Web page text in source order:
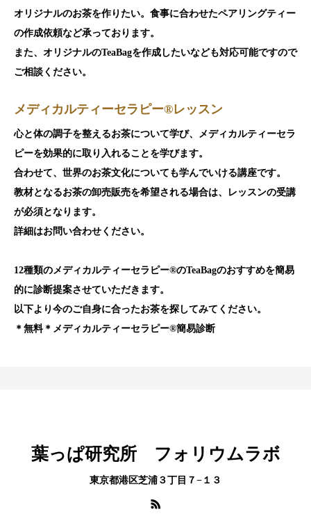
オリジナルのお茶を作りたい。食事に合わせたペアリングティー
の作成依頼など承っております。
また、オリジナルのTeaBagを作成したいなども対応可能ですので
ご相談ください。
メディカルティーセラピー®️レッスン
心と体の調子を整えるお茶について学び、メディカルティーセラ
ピーを効果的に取り入れることを学びます。
合わせて、世界のお茶文化についても学んでいける講座です。
教材となるお茶の卸売販売を希望される場合は、レッスンの受講
が必須となります。
詳細はお問い合わせください。
12種類のメディカルティーセラピー®️のTeaBagのおすすめを簡易
的に診断提案させていただきます。
以下より今のご自身に合ったお茶を探してみてください。
＊無料＊メディカルティーセラピー®️簡易診断
葉っぱ研究所 フォリウムラボ
東京都港区芝浦３丁目７−１３